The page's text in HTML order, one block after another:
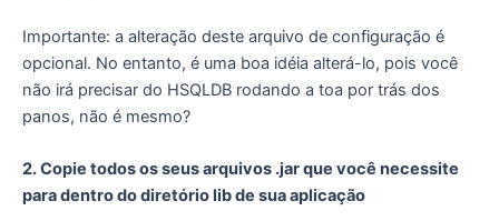
Importante: a alteração deste arquivo de configuração é
opcional. No entanto, é uma boa idéia alterá-lo, pois você
não irá precisar do HSQLDB rodando a toa por trás dos
panos, não é mesmo?
2. Copie todos os seus arquivos .jar que você necessite
para dentro do diretório lib de sua aplicação